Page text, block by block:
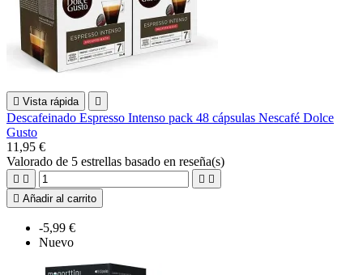
 Vista rápida 
Descafeinado Espresso Intenso pack 48 cápsulas Nescafé Dolce
Gusto
11,95 €
Valorado de 5 estrellas basado en reseña(s)
   
 Añadir al carrito
-5,99 €
Nuevo